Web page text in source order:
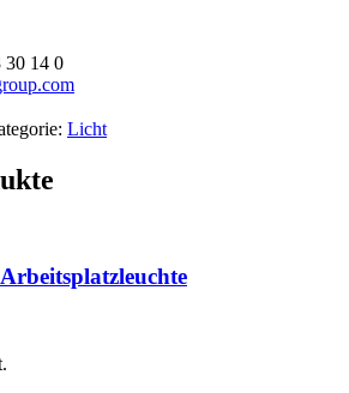
30 14 0
Licht